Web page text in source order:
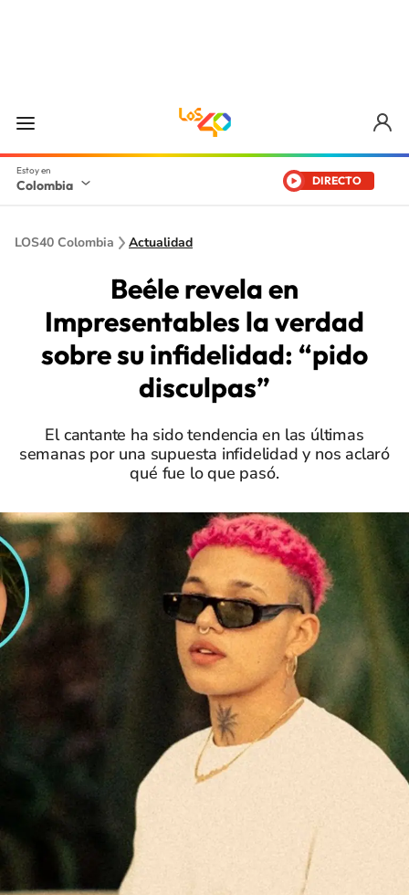
Colombia DIRECTO
LOS40 Colombia Actualidad
Beéle revela en
Impresentables la verdad
sobre su infidelidad: “pido
disculpas”
El cantante ha sido tendencia en las últimas
semanas por una supuesta infidelidad y nos aclaró
qué fue lo que pasó.